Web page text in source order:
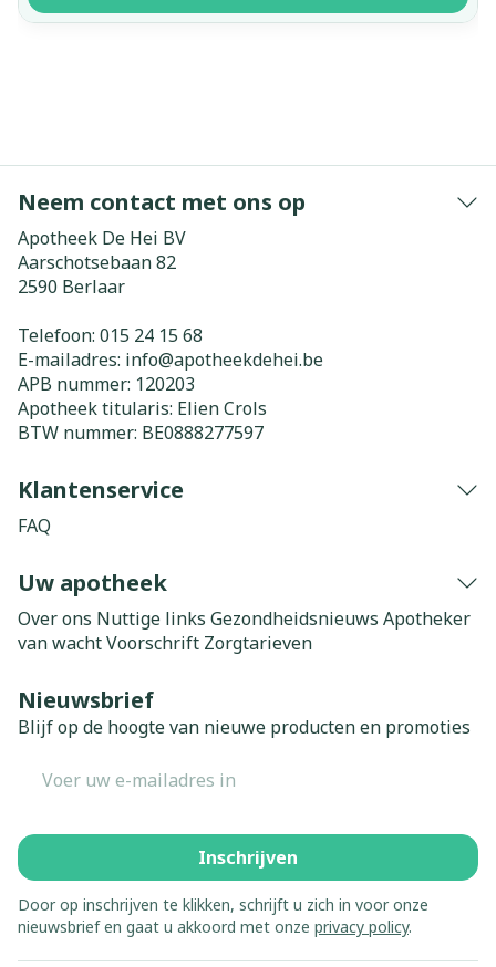
Neem contact met ons op
Apotheek De Hei BV
Aarschotsebaan 82
2590 Berlaar
Telefoon: 015 24 15 68
E-mailadres: info@apotheekdehei.be
APB nummer: 120203
Apotheek titularis: Elien Crols
BTW nummer: BE0888277597
Klantenservice
FAQ
Uw apotheek
Over ons Nuttige links Gezondheidsnieuws Apotheker
van wachtVoorschrift Zorgtarieven
Nieuwsbrief
Blijf op de hoogte van nieuwe producten en promoties
Inschrijven
Door op inschrijven te klikken, schrijft u zich in voor onze
nieuwsbrief en gaat u akkoord met onze privacy policy.